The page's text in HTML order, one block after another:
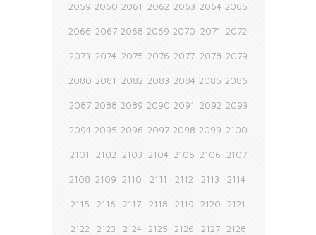
2059 2060 2061 2062 2063 2064 2065
2066 2067 2068 2069 2070 2071 2072
2073 2074 2075 2076 2077 2078 2079
2080 2081 2082 2083 2084 2085 2086
2087 2088 2089 2090 2091 2092 2093
2094 2095 2096 2097 2098 2099 2100
2101 2102 2103 2104 2105 2106 2107
2108 2109 2110 2111 2112 2113 2114
2115 2116 2117 2118 2119 2120 2121
2122 2123 2124 2125 2126 2127 2128